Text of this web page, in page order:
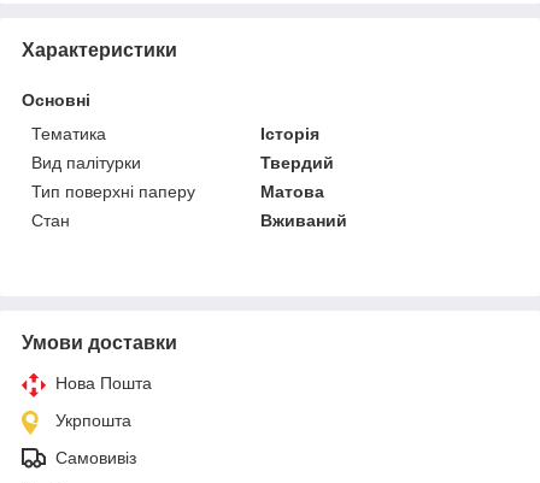
Характеристики
Основні
Тематика
Історія
Вид палітурки
Твердий
Тип поверхні паперу
Матова
Стан
Вживаний
Умови доставки
Нова Пошта
Укрпошта
Самовивіз